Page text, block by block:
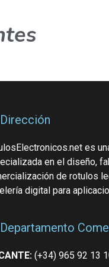
Dirección
es
en el diseño,
de rotulos
digital para
Departamento
(+34) 965 92 13